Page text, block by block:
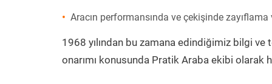
Aracın performansında ve çekişinde zayıflama
1968 yılından bu zamana edindiğimiz bilgi ve
onarımı konusunda Pratik Araba ekibi olarak